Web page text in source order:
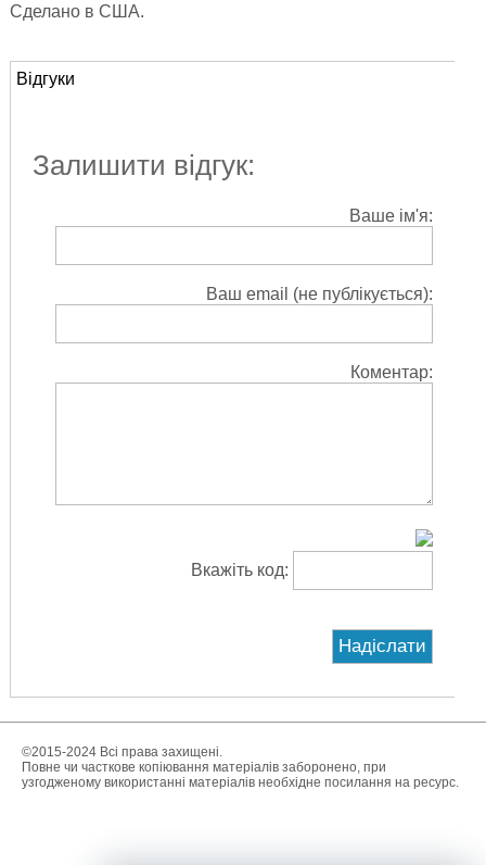
Сделано в США.
Відгуки
Залишити відгук:
Ваше ім'я:
Ваш email (не публікується):
Коментар:
Вкажіть код:
©2015-2024 Всі права захищені.
Повне чи часткове копіювання матеріалів заборонено, при
узгодженому використанні матеріалів необхідне посилання на ресурс.